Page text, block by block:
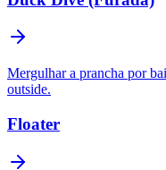
Mergulhar a prancha por
outside.
Floater